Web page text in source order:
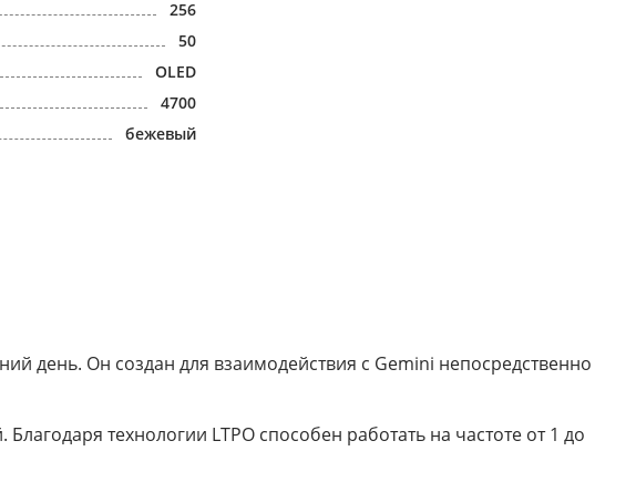
256
50
OLED
4700
бежевый
день. Он создан для взаимодействия с Gemini непосредственно
технологии LTPO способен работать на частоте от 1 до